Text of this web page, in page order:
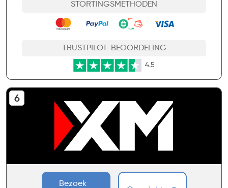
STORTINGSMETHODEN
TRUSTPILOT-BEOORDELING
4.5
Bezoek